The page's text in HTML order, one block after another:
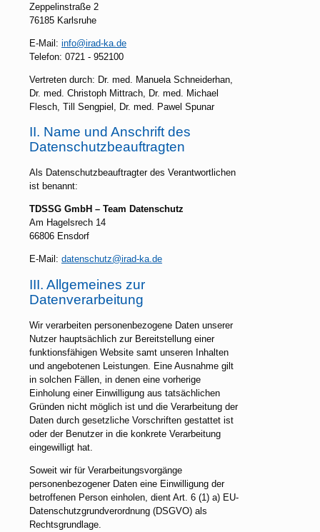
Zeppelinstraße 2
76185 Karlsruhe
E-Mail: info@irad-ka.de
Telefon: 0721 - 952100
Vertreten durch: Dr. med. Manuela Schneiderhan,
Dr. med. Christoph Mittrach, Dr. med. Michael
Flesch, Till Sengpiel, Dr. med. Pawel Spunar
II. Name und Anschrift des
Datenschutzbeauftragten
Als Datenschutzbeauftragter des Verantwortlichen
ist benannt:
TDSSG GmbH – Team Datenschutz
Am Hagelsrech 14
66806 Ensdorf
E-Mail: datenschutz@irad-ka.de
III. Allgemeines zur
Datenverarbeitung
Wir verarbeiten personenbezogene Daten unserer
Nutzer hauptsächlich zur Bereitstellung einer
funktionsfähigen Website samt unseren Inhalten
und angebotenen Leistungen. Eine Ausnahme gilt
in solchen Fällen, in denen eine vorherige
Einholung einer Einwilligung aus tatsächlichen
Gründen nicht möglich ist und die Verarbeitung der
Daten durch gesetzliche Vorschriften gestattet ist
oder der Benutzer in die konkrete Verarbeitung
eingewilligt hat.
Soweit wir für Verarbeitungsvorgänge
personenbezogener Daten eine Einwilligung der
betroffenen Person einholen, dient Art. 6 (1) a) EU-
Datenschutzgrundverordnung (DSGVO) als
Rechtsgrundlage.